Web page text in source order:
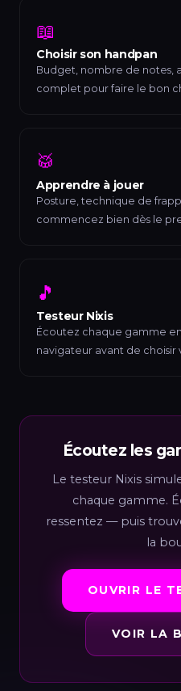
📖
Choisir son handpan
Budget, nombre de notes,
complet pour faire le bon
🥁
Apprendre à jouer
Posture, technique de
commencez bien dès le
🎵
Testeur Nixis
Écoutez chaque gamme
navigateur avant de choisir
Écoutez les
Le testeur Nixis
chaque gamme.
ressentez — puis
la
OUVRIR LE
VOIR LA